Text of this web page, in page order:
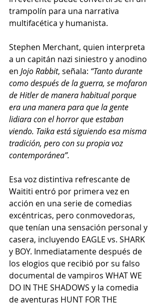
trampolín para una narrativa
multifacética y humanista.
Stephen Merchant, quien interpreta
a un capitán nazi siniestro y anodino
en Jojo Rabbit, señala: “Tanto durante
como después de la guerra, se mofaron
de Hitler de manera habitual porque
era una manera para que la gente
lidiara con el horror que estaban
viendo. Taika está siguiendo esa misma
tradición, pero con su propia voz
contemporánea”.
Esa voz distintiva refrescante de
Waititi entró por primera vez en
acción en una serie de comedias
excéntricas, pero conmovedoras,
que tenían una sensación personal y
casera, incluyendo EAGLE vs. SHARK
y BOY. Inmediatamente después de
los elogios que recibió por su falso
documental de vampiros WHAT WE
DO IN THE SHADOWS y la comedia
de aventuras HUNT FOR THE